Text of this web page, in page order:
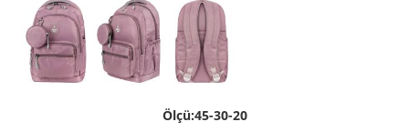
Ölçü:45-30-20